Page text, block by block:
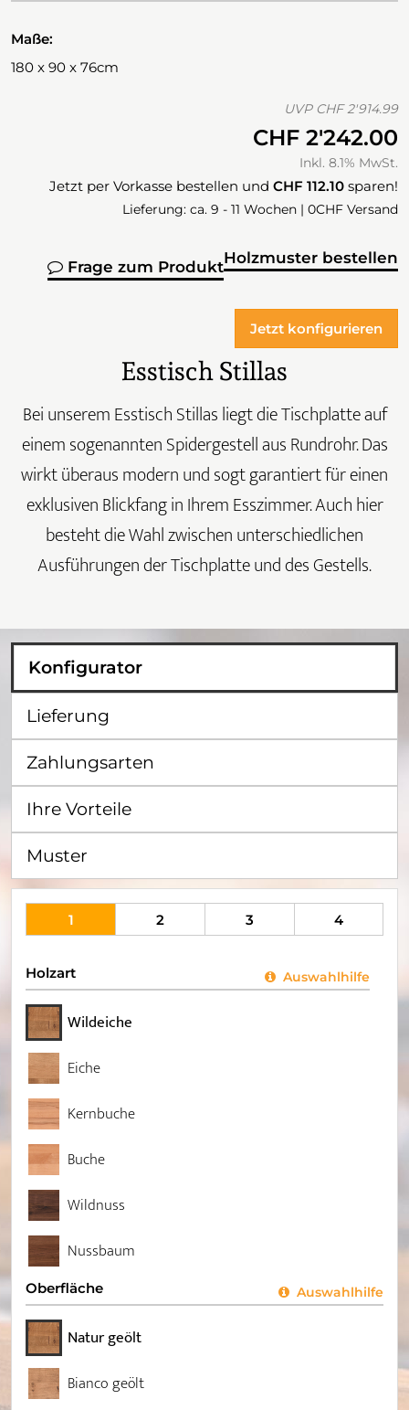
Maße:
180 x 90 x 76cm
UVP CHF 2'914.99
CHF 2'242.00
Inkl. 8.1% MwSt.
Jetzt per Vorkasse bestellen und CHF 112.10 sparen!
Lieferung: ca. 9 - 11 Wochen | 0CHF Versand
Holzmuster bestellen
Frage zum Produkt
Jetzt konfigurieren
Esstisch Stillas
Bei unserem Esstisch Stillas liegt die Tischplatte auf
einem sogenannten Spidergestell aus Rundrohr. Das
wirkt überaus modern und sogt garantiert für einen
exklusiven Blickfang in Ihrem Esszimmer. Auch hier
besteht die Wahl zwischen unterschiedlichen
Ausführungen der Tischplatte und des Gestells.
Konfigurator
Lieferung
Zahlungsarten
Ihre Vorteile
Muster
1 2 3 4
Holzart Auswahlhilfe
Wildeiche
Eiche
Kernbuche
Buche
Wildnuss
Nussbaum
Oberfläche Auswahlhilfe
Natur geölt
Bianco geölt